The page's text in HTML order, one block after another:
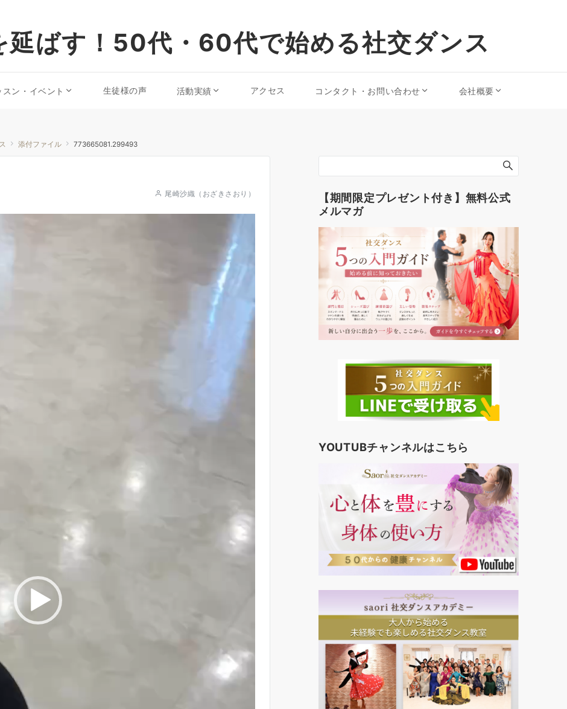
延ばす！50代・60代で始める社交ダンス
スン・イベント 生徒様の声 活動実績 アクセス コンタクト・お問い合わせ 会社概要
添付ファイル 773665081.299493
尾崎沙織（おざきさおり）
【期間限定プレゼント付き】無料公式
メルマガ
YOUTUBチャンネルはこちら